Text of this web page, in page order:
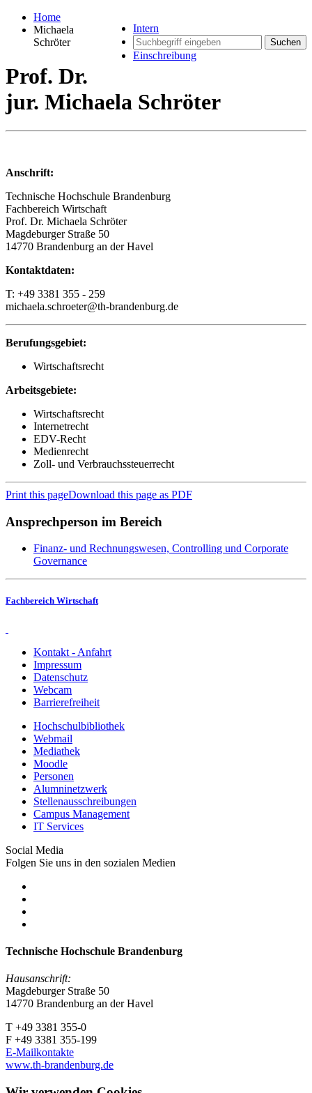
Intern
Suchen
Einschreibung
Home
Michaela
Schröter
Prof. Dr.
jur. Michaela Schröter
Anschrift:
Technische Hochschule Brandenburg
Fachbereich Wirtschaft
Prof. Dr. Michaela Schröter
Magdeburger Straße 50
14770 Brandenburg an der Havel
Kontaktdaten:
T: +49 3381 355 - 259
michaela.schroeter@th-brandenburg.de
Berufungsgebiet:
Wirtschaftsrecht
Arbeitsgebiete:
Wirtschaftsrecht
Internetrecht
EDV-Recht
Medienrecht
Zoll- und Verbrauchssteuerrecht
Print this pageDownload this page as PDF
Ansprechperson im Bereich
Finanz- und Rechnungswesen, Controlling und Corporate
Governance
Fachbereich Wirtschaft
Kontakt - Anfahrt
Impressum
Datenschutz
Webcam
Barrierefreiheit
Hochschulbibliothek
Webmail
Mediathek
Moodle
Personen
Alumninetzwerk
Stellenausschreibungen
Campus Management
IT Services
Social Media
Folgen Sie uns in den sozialen Medien
Technische Hochschule Brandenburg
Hausanschrift:
Magdeburger Straße 50
14770 Brandenburg an der Havel
T +49 3381 355-0
F +49 3381 355-199
E-Mailkontakte
www.th-brandenburg.de